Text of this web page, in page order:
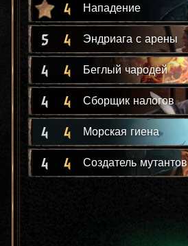
4 Нападение
5 4 Эндриага с арены
4 4 Беглый чародей
4 4 Сборщик налогов
4 4 Морская гиена
4 4 Создатель мутантов